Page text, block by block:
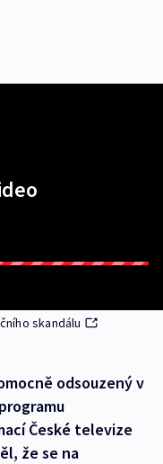
skandálu
odsouzený v
České televize
že se na